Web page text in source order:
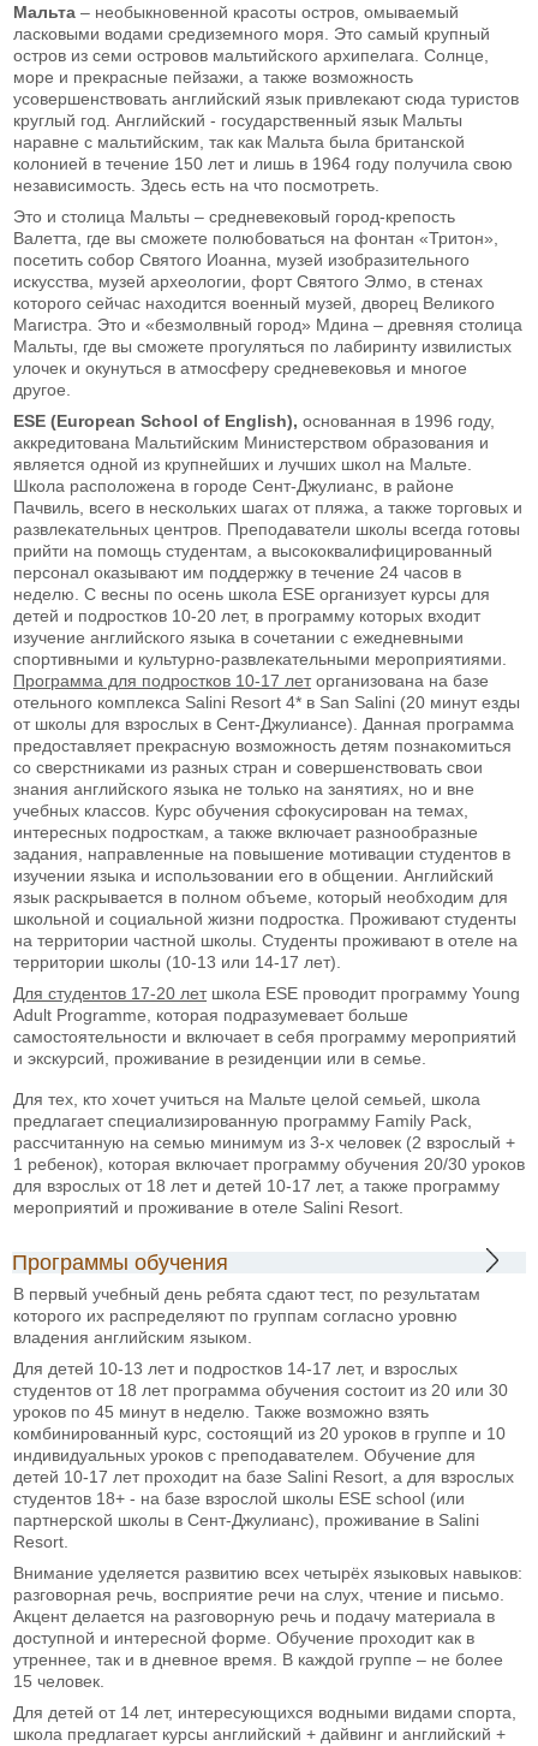
Мальта – необыкновенной красоты остров, омываемый
ласковыми водами средиземного моря. Это самый крупный
остров из семи островов мальтийского архипелага. Солнце,
море и прекрасные пейзажи, а также возможность
усовершенствовать английский язык привлекают сюда туристов
круглый год. Английский - государственный язык Мальты
наравне с мальтийским, так как Мальта была британской
колонией в течение 150 лет и лишь в 1964 году получила свою
независимость. Здесь есть на что посмотреть.
Это и столица Мальты – средневековый город-крепость
Валетта, где вы сможете полюбоваться на фонтан «Тритон»,
посетить собор Святого Иоанна, музей изобразительного
искусства, музей археологии, форт Святого Элмо, в стенах
которого сейчас находится военный музей, дворец Великого
Магистра. Это и «безмолвный город» Мдина – древняя столица
Мальты, где вы сможете прогуляться по лабиринту извилистых
улочек и окунуться в атмосферу средневековья и многое
другое.
ESE (European School of English), основанная в 1996 году,
аккредитована Мальтийским Министерством образования и
является одной из крупнейших и лучших школ на Мальте.
Школа расположена в городе Сент-Джулианс, в районе
Пачвиль, всего в нескольких шагах от пляжа, а также торговых и
развлекательных центров. Преподаватели школы всегда готовы
прийти на помощь студентам, а высококвалифицированный
персонал оказывают им поддержку в течение 24 часов в
неделю. С весны по осень школа ESE организует курсы для
детей и подростков 10-20 лет, в программу которых входит
изучение английского языка в сочетании с ежедневными
спортивными и культурно-развлекательными мероприятиями.
Программа для подростков 10-17 леторганизована на базе
отельного комплекса Salini Resort 4* в San Salini (20 минут езды
от школы для взрослых в Сент-Джулиансе). Данная программа
предоставляет прекрасную возможность детям познакомиться
со сверстниками из разных стран и совершенствовать свои
знания английского языка не только на занятиях, но и вне
учебных классов. Курс обучения сфокусирован на темах,
интересных подросткам, а также включает разнообразные
задания, направленные на повышение мотивации студентов в
изучении языка и использовании его в общении. Английский
язык раскрывается в полном объеме, который необходим для
школьной и социальной жизни подростка. Проживают студенты
на территории частной школы. Студенты проживают в отеле на
территории школы (10-13 или 14-17 лет).
Для студентов 17-20 летшкола ESE проводит программу Young
Adult Programme, которая подразумевает больше
самостоятельности и включает в себя программу мероприятий
и экскурсий, проживание в резиденции или в семье.
Для тех, кто хочет учиться на Мальте целой семьей, школа
предлагает специализированную программу Family Pack,
рассчитанную на семью минимум из 3-х человек (2 взрослый +
1 ребенок), которая включает программу обучения 20/30 уроков
для взрослых от 18 лет и детей 10-17 лет, а также программу
мероприятий и проживание в отеле Salini Resort.
Программы обучения
В первый учебный день ребята сдают тест, по результатам
которого их распределяют по группам согласно уровню
владения английским языком.
Для детей 10-13 лет и подростков 14-17 лет, и взрослых
студентов от 18 лет программа обучения состоит из 20 или 30
уроков по 45 минут в неделю. Также возможно взять
комбинированный курс, состоящий из 20 уроков в группе и 10
индивидуальных уроков с преподавателем. Обучение для
детей 10-17 лет проходит на базе Salini Resort, а для взрослых
студентов 18+ - на базе взрослой школы ESE school (или
партнерской школы в Сент-Джулианс), проживание в Salini
Resort.
Внимание уделяется развитию всех четырёх языковых навыков:
разговорная речь, восприятие речи на слух, чтение и письмо.
Акцент делается на разговорную речь и подачу материала в
доступной и интересной форме. Обучение проходит как в
утреннее, так и в дневное время. В каждой группе – не более
15 человек.
Для детей от 14 лет, интересующихся водными видами спорта,
школа предлагает курсы английский + дайвинг и английский +